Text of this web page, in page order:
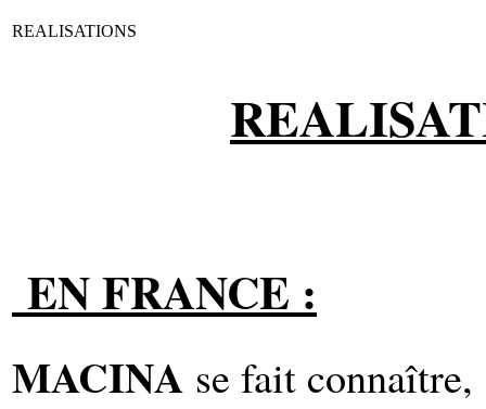
REALISATIONS
EN FRANCE :
MACINA se fait